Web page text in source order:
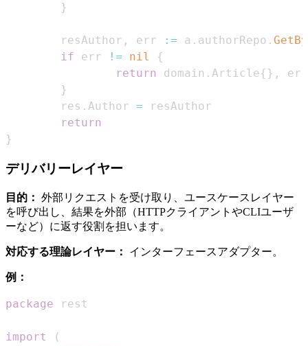
}
        resAuthor
, err := a . authorRepo .
if err != nil
{
return
domain . Article{ } ,
}
        res
. Author =
return
}
デリバリーレイヤー
目的： 外部リクエストを受け取り、ユースケースレイヤー
を呼び出し、結果を外部（HTTPクライアントやCLIユーザ
ーなど）に返す役割を担います。
対応する理論レイヤー： インターフェースアダプター。
例：
package
import
(